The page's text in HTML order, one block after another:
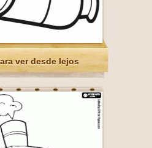
ver desde lejos